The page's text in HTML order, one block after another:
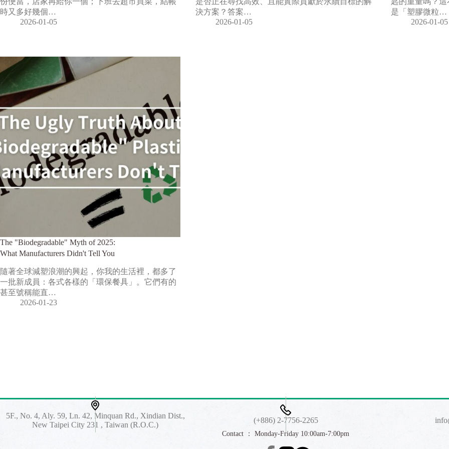
時又多好幾個…
2026-01-05
決方案？答案…
2026-01-05
是「塑膠微粒…
2026-01-05
The "Biodegradable" Myth of 2025:
What Manufacturers Didn't Tell You
隨著全球減塑浪潮的興起，你我的生活裡，都多了
一批新成員：各式各樣的「環保餐具」。它們有的
甚至號稱能直…
2026-01-23
5F., No. 4, Aly. 59, Ln. 42, Minquan Rd., Xindian Dist.,
New Taipei City 231 , Taiwan (R.O.C.)
(+886) 2-7756-2265
Contact ： Monday-Friday 10:00am-7:00pm